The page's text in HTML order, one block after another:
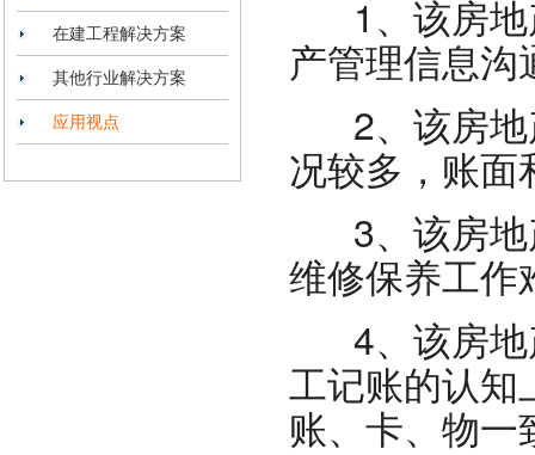
在建工程解决方案
其他行业解决方案
应用视点
1、该房地
产管理信息沟
2、该房地
况较多，账面
3、该房地
维修保养工作
4、该房地
工记账的认知
账、卡、物一